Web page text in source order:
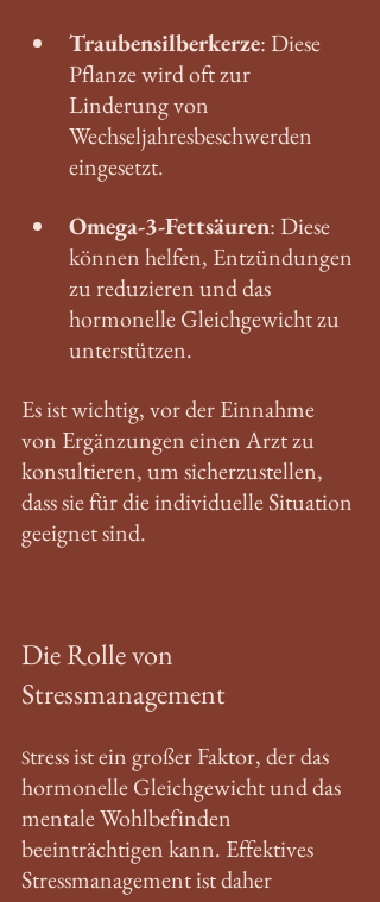
Traubensilberkerze: Diese
Pflanze wird oft zur
Linderung von
Wechseljahresbeschwerden
eingesetzt.
Omega-3-Fettsäuren: Diese
können helfen, Entzündungen
zu reduzieren und das
hormonelle Gleichgewicht zu
unterstützen.
Es ist wichtig, vor der Einnahme
von Ergänzungen einen Arzt zu
konsultieren, um sicherzustellen,
dass sie für die individuelle Situation
geeignet sind.
Die Rolle von
Stressmanagement
Stress ist ein großer Faktor, der das
hormonelle Gleichgewicht und das
mentale Wohlbefinden
beeinträchtigen kann. Effektives
Stressmanagement ist daher